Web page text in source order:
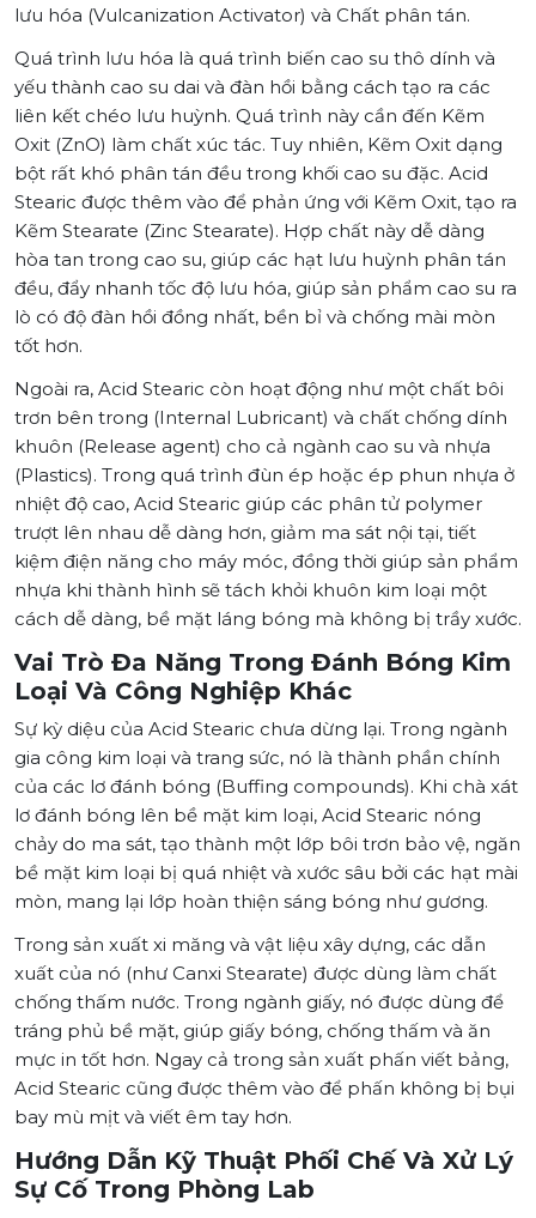
lưu hóa (Vulcanization Activator) và Chất phân tán.
Quá trình lưu hóa là quá trình biến cao su thô dính và
yếu thành cao su dai và đàn hồi bằng cách tạo ra các
liên kết chéo lưu huỳnh. Quá trình này cần đến Kẽm
Oxit (ZnO) làm chất xúc tác. Tuy nhiên, Kẽm Oxit dạng
bột rất khó phân tán đều trong khối cao su đặc. Acid
Stearic được thêm vào để phản ứng với Kẽm Oxit, tạo ra
Kẽm Stearate (Zinc Stearate). Hợp chất này dễ dàng
hòa tan trong cao su, giúp các hạt lưu huỳnh phân tán
đều, đẩy nhanh tốc độ lưu hóa, giúp sản phẩm cao su ra
lò có độ đàn hồi đồng nhất, bền bỉ và chống mài mòn
tốt hơn.
Ngoài ra, Acid Stearic còn hoạt động như một chất bôi
trơn bên trong (Internal Lubricant) và chất chống dính
khuôn (Release agent) cho cả ngành cao su và nhựa
(Plastics). Trong quá trình đùn ép hoặc ép phun nhựa ở
nhiệt độ cao, Acid Stearic giúp các phân tử polymer
trượt lên nhau dễ dàng hơn, giảm ma sát nội tại, tiết
kiệm điện năng cho máy móc, đồng thời giúp sản phẩm
nhựa khi thành hình sẽ tách khỏi khuôn kim loại một
cách dễ dàng, bề mặt láng bóng mà không bị trầy xước.
Vai Trò Đa Năng Trong Đánh Bóng Kim
Loại Và Công Nghiệp Khác
Sự kỳ diệu của Acid Stearic chưa dừng lại. Trong ngành
gia công kim loại và trang sức, nó là thành phần chính
của các lơ đánh bóng (Buffing compounds). Khi chà xát
lơ đánh bóng lên bề mặt kim loại, Acid Stearic nóng
chảy do ma sát, tạo thành một lớp bôi trơn bảo vệ, ngăn
bề mặt kim loại bị quá nhiệt và xước sâu bởi các hạt mài
mòn, mang lại lớp hoàn thiện sáng bóng như gương.
Trong sản xuất xi măng và vật liệu xây dựng, các dẫn
xuất của nó (như Canxi Stearate) được dùng làm chất
chống thấm nước. Trong ngành giấy, nó được dùng để
tráng phủ bề mặt, giúp giấy bóng, chống thấm và ăn
mực in tốt hơn. Ngay cả trong sản xuất phấn viết bảng,
Acid Stearic cũng được thêm vào để phấn không bị bụi
bay mù mịt và viết êm tay hơn.
Hướng Dẫn Kỹ Thuật Phối Chế Và Xử Lý
Sự Cố Trong Phòng Lab